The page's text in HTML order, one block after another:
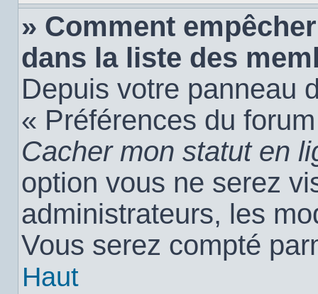
» Comment
dans la liste des
Depuis votre panneau
« Préférences du
Cacher mon statut en
option vous ne serez
administrateurs, les
Vous serez compté
Haut